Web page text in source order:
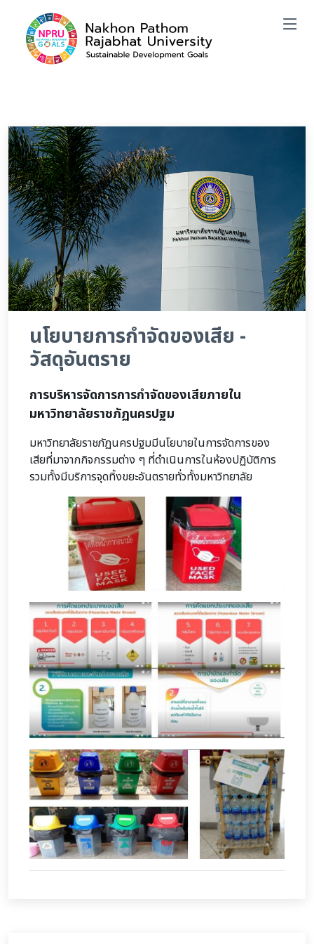
นโยบายการกำจัดของเสีย -
วัสดุอันตราย
การบริหารจัดการการกำจัดของเสียภายใน
มหาวิทยาลัยราชภัฏนครปฐม
มหาวิทยาลัยราชภัฏนครปฐมมีนโยบายในการจัดการของ
เสียที่มาจากกิจกรรมต่าง ๆ ที่ดำเนินการในห้องปฏิบัติการ
รวมทั้งมีบริการจุดทิ้งขยะอันตรายทั่วทั้งมหาวิทยาลัย